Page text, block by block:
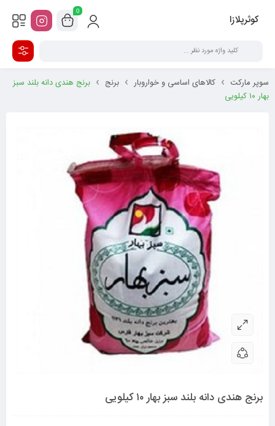
کوثرپلازا
0
سوپر مارکت کالاهای اساسی و خواروبار برنج
برنج هندی دانه بلند سبز
بهار ۱۰ کیلویی
برنج هندی دانه بلند سبز بهار ۱۰ کیلویی